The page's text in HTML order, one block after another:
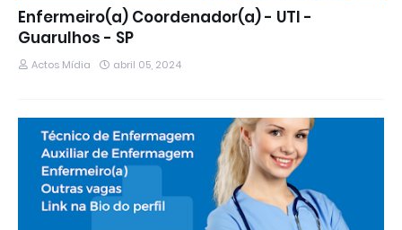
Enfermeiro(a) Coordenador(a) - UTI -
Guarulhos - SP
Actos Mídia abril 05, 2024